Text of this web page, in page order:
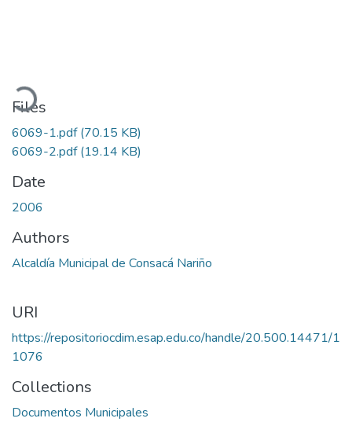
Files
6069-1.pdf(70.15 KB)
6069-2.pdf(19.14 KB)
Date
2006
Authors
Alcaldía Municipal de Consacá Nariño
URI
https://repositoriocdim.esap.edu.co/handle/20.500.14471/1
1076
Collections
Documentos Municipales